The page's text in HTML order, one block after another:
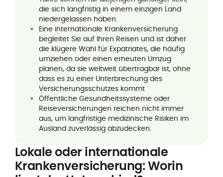
die sich langfristig in einem einzigen Land
niedergelassen haben.
Eine internationale Krankenversicherung
begleitet Sie auf Ihren Reisen und ist daher
die klügere Wahl für Expatriates, die häufig
umziehen oder einen erneuten Umzug
planen, da sie weltweit übertragbar ist, ohne
dass es zu einer Unterbrechung des
Versicherungsschutzes kommt
Öffentliche Gesundheitssysteme oder
Reiseversicherungen reichen nicht immer
aus, um langfristige medizinische Risiken im
Ausland zuverlässig abzudecken.
Lokale oder internationale
Krankenversicherung: Worin